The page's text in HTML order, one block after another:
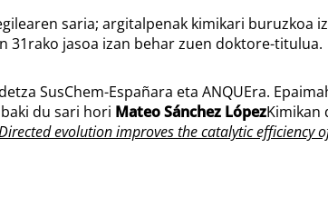
saria; argitalpenak kimikari buruzkoa
31rako jasoa izan behar zuen doktore-titulua.
SusChem-Españara eta ANQUEra.
du sari hori Mateo Sánchez LópezKimikan
evolution improves the catalytic efficiency